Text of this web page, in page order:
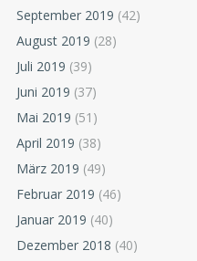
September 2019 (42)
August 2019 (28)
Juli 2019 (39)
Juni 2019 (37)
Mai 2019 (51)
April 2019 (38)
März 2019 (49)
Februar 2019 (46)
Januar 2019 (40)
Dezember 2018 (40)